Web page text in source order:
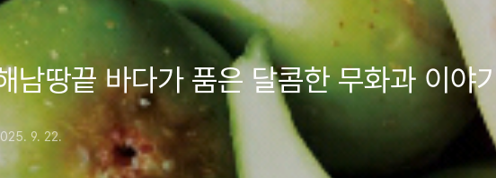
남땅끝 바다가 품은 달콤한 무화과 이야기
9. 22.